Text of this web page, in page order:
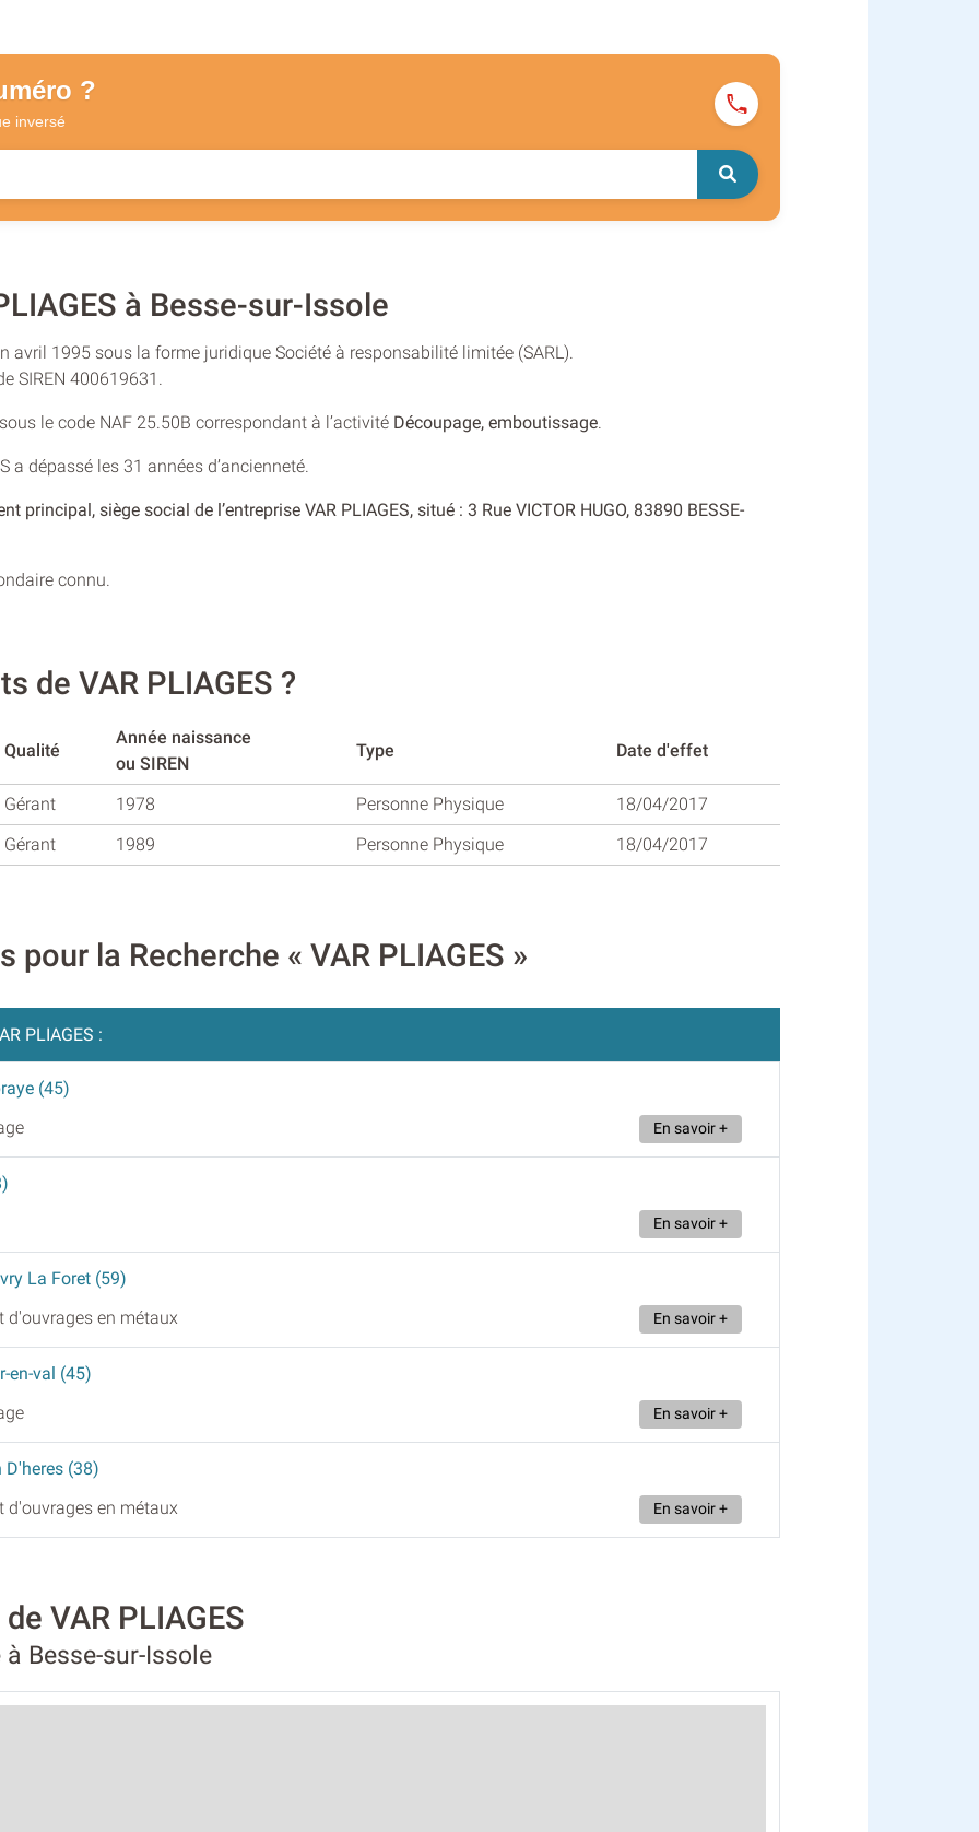
?
inversé
à Besse-sur-Issole
avril 1995 sous la forme juridique Société à responsabilité limitée (SARL).
SIREN 400619631.
le code NAF 25.50B correspondant à l’activité Découpage, emboutissage.
a dépassé les 31 années d’ancienneté.
principal, siège social de l’entreprise VAR PLIAGES, situé : 3 Rue VICTOR HUGO, 83890 BESSE-
connu.
de VAR PLIAGES ?
Qualité
Année naissance
ou SIREN
Type Date d'effet
Gérant 1978 Personne Physique
18/04/2017
Gérant
1989 Personne Physique 18/04/2017
la Recherche « VAR PLIAGES »
PLIAGES :
(45)
En savoir +
En savoir +
La Foret (59)
d'ouvrages en métaux
En savoir +
en-val (45)
En savoir +
(38)
d'ouvrages en métaux
En savoir +
VAR PLIAGES
Besse-sur-Issole